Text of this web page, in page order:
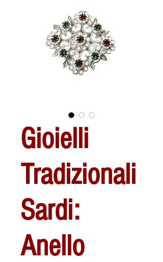
Gioielli
Tradizionali
Sardi:
Anello